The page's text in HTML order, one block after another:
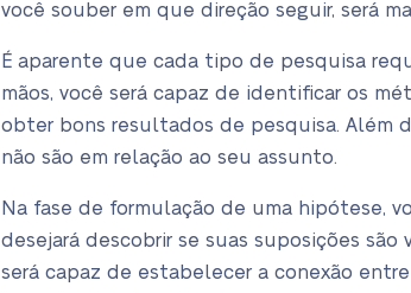
você souber em que direção seguir, será
É aparente que cada tipo de pesquisa
mãos, você será capaz de identificar os
obter bons resultados de pesquisa. Além
não são em relação ao seu assunto.
Na fase de formulação de uma hipótese,
desejará descobrir se suas suposições
será capaz de estabelecer a conexão